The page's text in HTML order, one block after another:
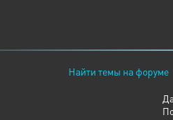
Найти темы на форуме